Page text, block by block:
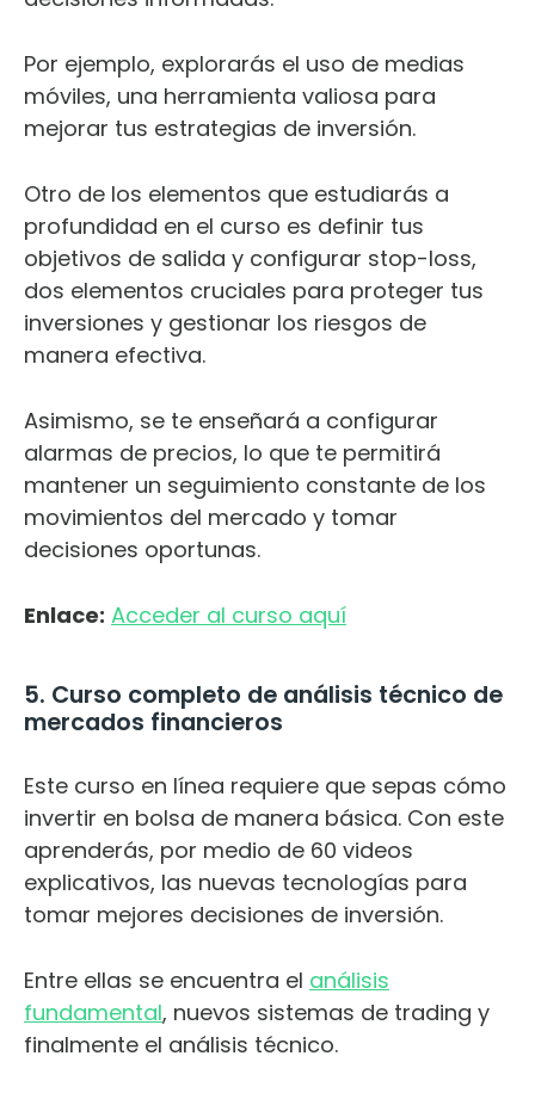
Por ejemplo, explorarás el uso de medias
móviles, una herramienta valiosa para
mejorar tus estrategias de inversión.
Otro de los elementos que estudiarás a
profundidad en el curso es definir tus
objetivos de salida y configurar stop-loss,
dos elementos cruciales para proteger tus
inversiones y gestionar los riesgos de
manera efectiva.
Asimismo, se te enseñará a configurar
alarmas de precios, lo que te permitirá
mantener un seguimiento constante de los
movimientos del mercado y tomar
decisiones oportunas.
Enlace: Acceder al curso aquí
5. Curso completo de análisis técnico de
mercados financieros
Este curso en línea requiere que sepas cómo
invertir en bolsa de manera básica. Con este
aprenderás, por medio de 60 videos
explicativos, las nuevas tecnologías para
tomar mejores decisiones de inversión.
Entre ellas se encuentra el análisis
fundamental, nuevos sistemas de trading y
finalmente el análisis técnico.